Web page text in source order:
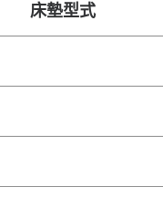
床墊型式